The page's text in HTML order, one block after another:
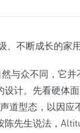
与众不同，它
计。先看硬体
道型态，以因
先生说法，